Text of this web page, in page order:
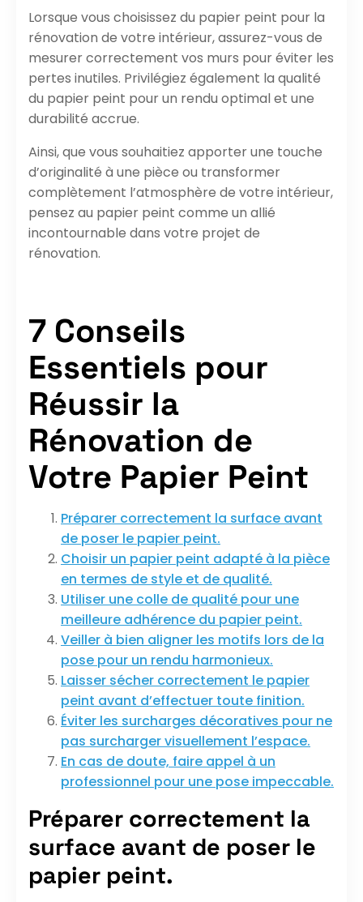
Lorsque vous choisissez du papier peint pour la
rénovation de votre intérieur, assurez-vous de
mesurer correctement vos murs pour éviter les
pertes inutiles. Privilégiez également la qualité
du papier peint pour un rendu optimal et une
durabilité accrue.
Ainsi, que vous souhaitiez apporter une touche
d’originalité à une pièce ou transformer
complètement l’atmosphère de votre intérieur,
pensez au papier peint comme un allié
incontournable dans votre projet de
rénovation.
7 Conseils
Essentiels pour
Réussir la
Rénovation de
Votre Papier Peint
Préparer correctement la surface avant
de poser le papier peint.
Choisir un papier peint adapté à la pièce
en termes de style et de qualité.
Utiliser une colle de qualité pour une
meilleure adhérence du papier peint.
Veiller à bien aligner les motifs lors de la
pose pour un rendu harmonieux.
Laisser sécher correctement le papier
peint avant d’effectuer toute finition.
Éviter les surcharges décoratives pour ne
pas surcharger visuellement l’espace.
En cas de doute, faire appel à un
professionnel pour une pose impeccable.
Préparer correctement la
surface avant de poser le
papier peint.